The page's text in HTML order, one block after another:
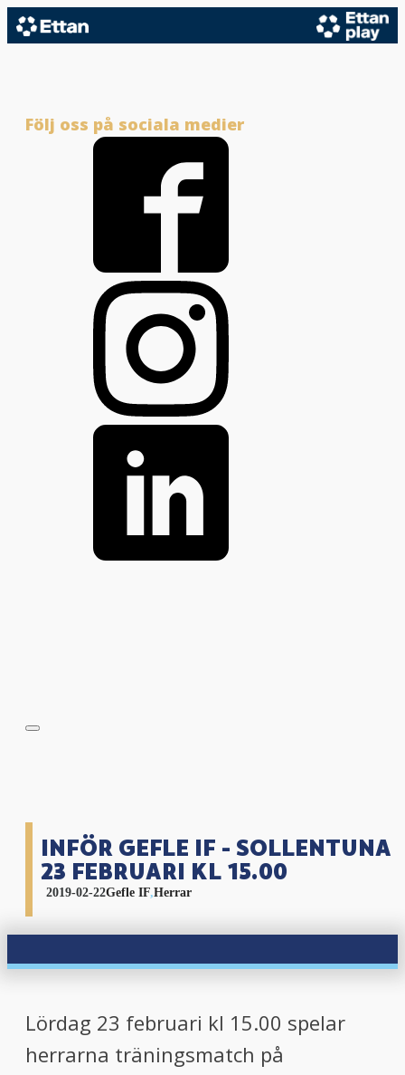
Följ oss på sociala medier
INFÖR GEFLE IF - SOLLENTUNA
23 FEBRUARI KL 15.00
2019-02-22Gefle IF,Herrar
Lördag 23 februari kl 15.00 spelar
herrarna träningsmatch på